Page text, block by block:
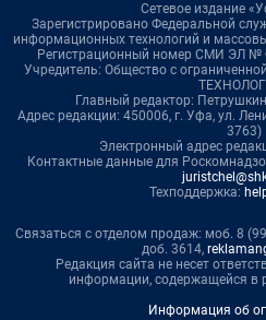
Сетевое издание
Зарегистрировано Федеральной
информационных технологий и
Регистрационный номер СМИ ЭЛ №
Учредитель: Общество с
Главный редактор:
Адрес редакции: 450006, г. Уфа, ул.
3763)
Электронный адрес
Контактные данные для
Техподдержка:
Связаться с отделом продаж: моб. 8
доб. 3614,
Редакция сайта не несет
информации, содержащейся в
Информация об